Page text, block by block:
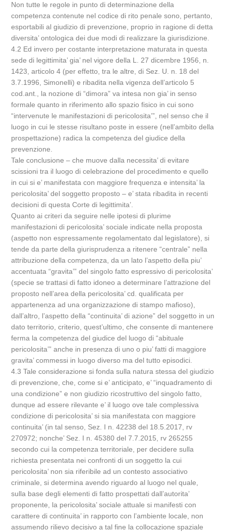
Non tutte le regole in punto di determinazione della
competenza contenute nel codice di rito penale sono, pertanto,
esportabili al giudizio di prevenzione, proprio in ragione di detta
diversita’ ontologica dei due modi di realizzare la giurisdizione.
4.2 Ed invero per costante interpretazione maturata in questa
sede di legittimita’ gia’ nel vigore della L. 27 dicembre 1956, n.
1423, articolo 4 (per effetto, tra le altre, di Sez. U. n. 18 del
3.7.1996, Simonelli) e ribadita nella vigenza dell’articolo 5
cod.ant., la nozione di “dimora” va intesa non gia’ in senso
formale quanto in riferimento allo spazio fisico in cui sono
“intervenute le manifestazioni di pericolosita’”, nel senso che il
luogo in cui le stesse risultano poste in essere (nell’ambito della
prospettazione) radica la competenza del giudice della
prevenzione.
Tale conclusione – che muove dalla necessita’ di evitare
scissioni tra il luogo di celebrazione del procedimento e quello
in cui si e’ manifestata con maggiore frequenza e intensita’ la
pericolosita’ del soggetto proposto – e’ stata ribadita in recenti
decisioni di questa Corte di legittimita’.
Quanto ai criteri da seguire nelle ipotesi di plurime
manifestazioni di pericolosita’ sociale indicate nella proposta
(aspetto non espressamente regolamentato dal legislatore), si
tende da parte della giurisprudenza a ritenere “centrale” nella
attribuzione della competenza, da un lato l’aspetto della piu’
accentuata “gravita’” del singolo fatto espressivo di pericolosita’
(specie se trattasi di fatto idoneo a determinare l’attrazione del
proposto nell’area della pericolosita’ cd. qualificata per
appartenenza ad una organizzazione di stampo mafioso),
dall’altro, l’aspetto della “continuita’ di azione” del soggetto in un
dato territorio, criterio, quest’ultimo, che consente di mantenere
ferma la competenza del giudice del luogo di “abituale
pericolosita’” anche in presenza di uno o piu’ fatti di maggiore
gravita’ commessi in luogo diverso ma del tutto episodici.
4.3 Tale considerazione si fonda sulla natura stessa del giudizio
di prevenzione, che, come si e’ anticipato, e’ “inquadramento di
una condizione” e non giudizio ricostruttivo del singolo fatto,
dunque ad essere rilevante e’ il luogo ove tale complessiva
condizione di pericolosita’ si sia manifestata con maggiore
continuita’ (in tal senso, Sez. I n. 42238 del 18.5.2017, rv
270972; nonche’ Sez. I n. 45380 del 7.7.2015, rv 265255
secondo cui la competenza territoriale, per decidere sulla
richiesta presentata nei confronti di un soggetto la cui
pericolosita’ non sia riferibile ad un contesto associativo
criminale, si determina avendo riguardo al luogo nel quale,
sulla base degli elementi di fatto prospettati dall’autorita’
proponente, la pericolosita’ sociale attuale si manifesti con
carattere di continuita’ in rapporto con l’ambiente locale, non
assumendo rilievo decisivo a tal fine la collocazione spaziale